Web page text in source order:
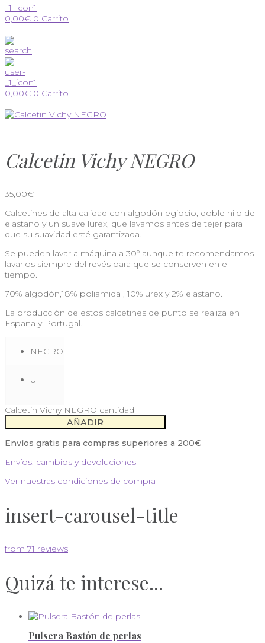
0,00€ 0 Carrito
0,00€ 0 Carrito
Calcetin Vichy NEGRO
35,00€
Calcetines de alta calidad con algodón egipcio, doble hilo de
elastano y un suave lurex, que lavamos antes de tejer para
que su suavidad esté garantizada.
Se pueden lavar a máquina a 30º aunque te recomendamos
lavarlos siempre del revés para que se conserven en el
tiempo.
70% algodón,18% poliamida , 10%lurex y 2% elastano.
La producción de estos calcetines de punto se realiza en
España y Portugal.
NEGRO
U
Calcetin Vichy NEGRO cantidad
AÑADIR
Envíos gratis para compras superiores a 200€
Envíos, cambios y devoluciones
Ver nuestras condiciones de compra
insert-carousel-title
from 71 reviews
Quizá te interese...
Pulsera Bastón de perlas